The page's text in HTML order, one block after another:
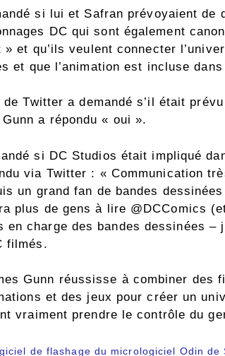
si lui et Safran prévoyaient de
DC qui sont également
et qu’ils veulent connecter
et que l’animation est incluse dans
Twitter a demandé s’il était
a répondu « oui ».
si DC Studios était impliqué
via Twitter : « Communication
un grand fan de bandes
plus de gens à lire @DCComics
en charge des bandes dessinées –
filmés.
Gunn réussisse à combiner des
et des jeux pour créer un
vraiment prendre le contrôle du
de flashage du micrologiciel Odin de